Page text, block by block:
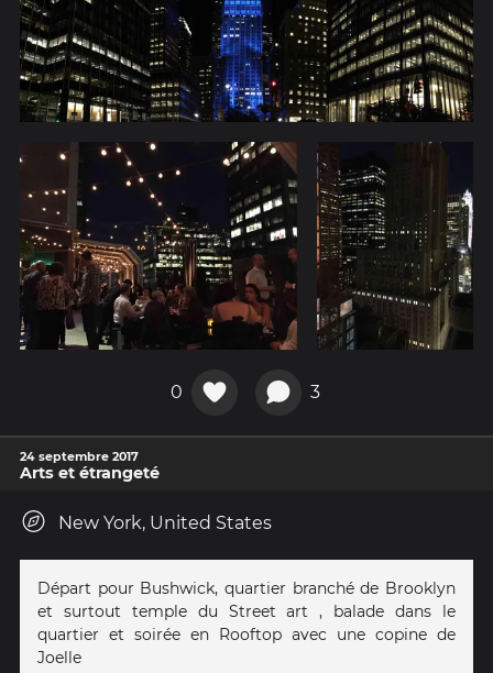
0 3
24 septembre 2017
Arts et étrangeté
New York, United States
Départ pour Bushwick, quartier branché de Brooklyn
et surtout temple du Street art , balade dans le
quartier et soirée en Rooftop avec une copine de
Joelle